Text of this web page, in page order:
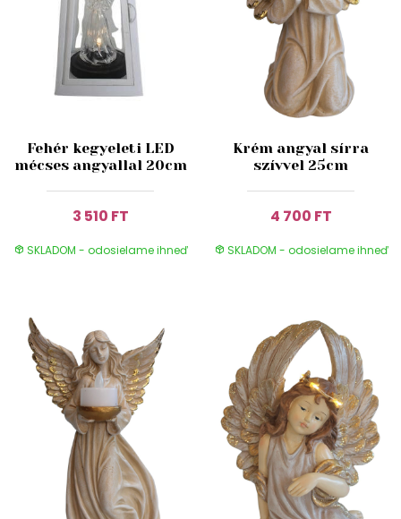
Fehér kegyeleti LED
mécses angyallal 20cm
3 510 FT
SKLADOM - odosielame ihneď
Krém angyal sírra
szívvel 25cm
4 700 FT
SKLADOM - odosielame ihneď